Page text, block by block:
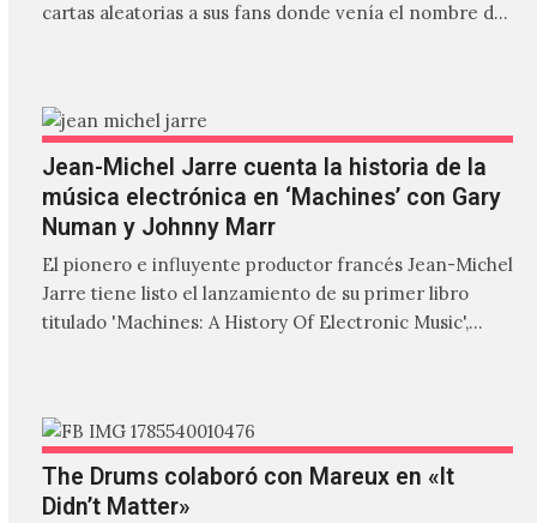
cartas aleatorias a sus fans donde venía el nombre de
Jean-Michel Jarre cuenta la historia de la
música electrónica en ‘Machines’ con Gary
Numan y Johnny Marr
El pionero e influyente productor francés Jean-Michel
Jarre tiene listo el lanzamiento de su primer libro
titulado 'Machines: A History Of Electronic Music',
The Drums colaboró con Mareux en «It
Didn’t Matter»